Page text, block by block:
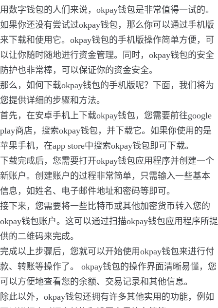
用数字钱包的人们来说，okpay钱包是非常值得一试的。
如果你还没有尝试过okpay钱包，那么你可以通过手机版
来下载和使用它。okpay钱包的手机版操作简单方便，可
以让你随时随地进行资金管理。同时，okpay钱包的安全
防护也非常棒，可以保证你的资金安全。
那么，如何下载okpay钱包的手机版呢？下面，我们将为
您提供详细的步骤和方法。
首先，在安卓手机上下载okpay钱包，您需要前往google
play商店，搜索okpay钱包，并下载它。如果你使用的是
苹果手机，在app store中搜索okpay钱包即可下载。
下载完成后，您需要打开okpay钱包应用程序并创建一个
新账户。创建账户的过程非常简单，只需输入一些基本
信息，如姓名、电子邮件地址和密码等即可。
接下来，您需要将一些比特币或其他加密货币转入您的
okpay钱包账户。这可以通过扫描okpay钱包应用程序所提
供的二维码来完成。
完成以上步骤后，您就可以开始使用okpay钱包来进行付
款、转账等操作了。 okpay钱包的操作界面清晰易懂，您
可以方便地查看您的余额、交易记录和其他信息。
除此以外，okpay钱包还拥有许多其他实用的功能，例如